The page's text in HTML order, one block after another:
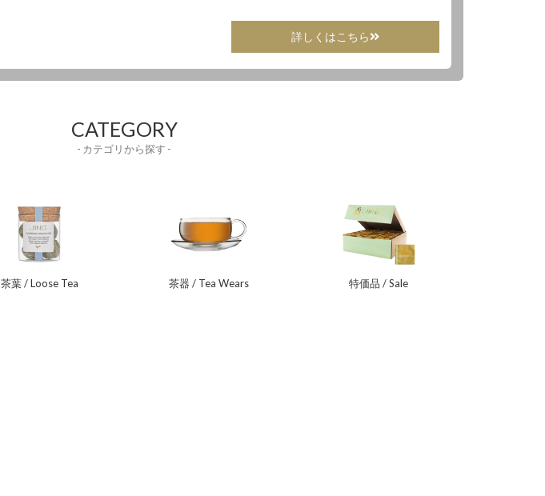
詳しくはこちら
CATEGORY
- カテゴリから探す -
茶葉 / Loose Tea 茶器 / Tea Wears 特価品 / Sale